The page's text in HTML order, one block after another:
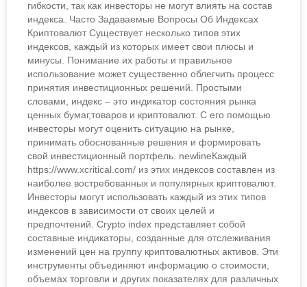
гибкости, так как инвесторы не могут влиять на состав
индекса. Часто Задаваемые Вопросы Об Индексах
Криптовалют Существует несколько типов этих
индексов, каждый из которых имеет свои плюсы и
минусы. Понимание их работы и правильное
использование может существенно облегчить процесс
принятия инвестиционных решений. Простыми
словами, индекс – это индикатор состояния рынка
ценных бумаг,товаров и криптовалют. С его помощью
инвесторы могут оценить ситуацию на рынке,
принимать обоснованные решения и формировать
свой инвестиционный портфель. newlineКаждый
https://www.xcritical.com/ из этих индексов составлен из
наиболее востребованных и популярных криптовалют.
Инвесторы могут использовать каждый из этих типов
индексов в зависимости от своих целей и
предпочтений. Crypto index представляет собой
составные индикаторы, созданные для отслеживания
изменений цен на группу криптовалютных активов. Эти
инструменты объединяют информацию о стоимости,
объемах торговли и других показателях для различных